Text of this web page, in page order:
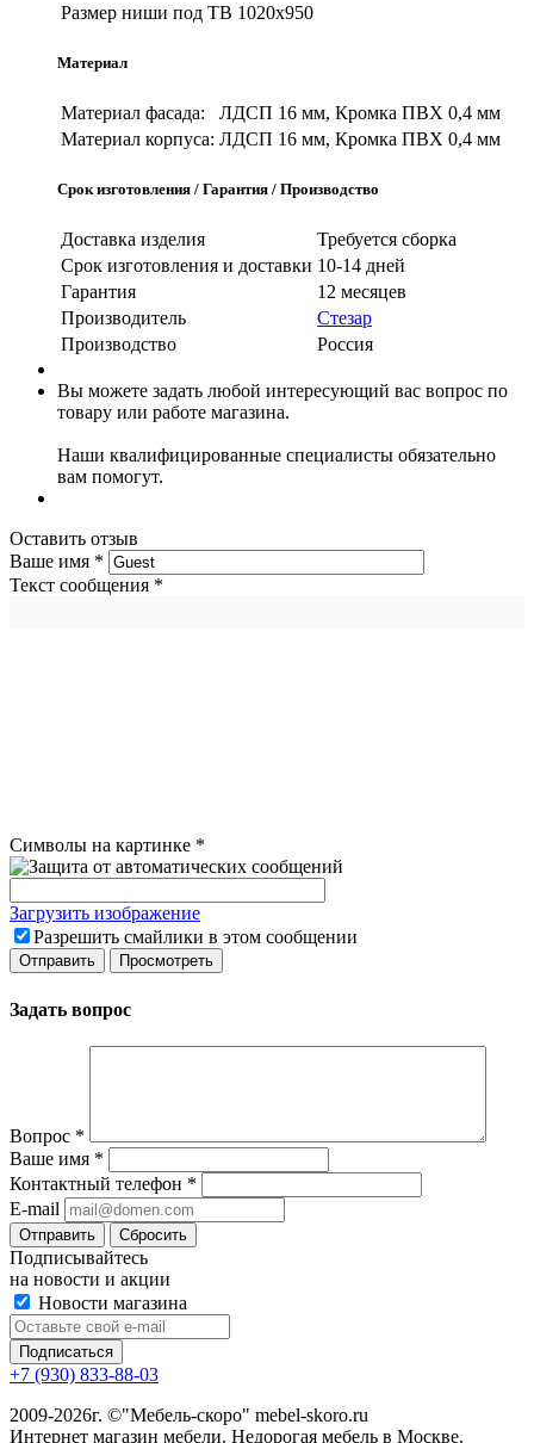
Размер ниши под ТВ 1020х950
Материал
Материал фасада:
ЛДСП 16 мм, Кромка ПВХ 0,4 мм
Материал корпуса: ЛДСП 16 мм, Кромка ПВХ 0,4 мм
Срок изготовления / Гарантия / Производство
Доставка изделия
Требуется сборка
Срок изготовления и доставки 10-14 дней
Гарантия
12 месяцев
Производитель
Стезар
Производство
Россия
Вы можете задать любой интересующий вас вопрос по
товару или работе магазина.
Наши квалифицированные специалисты обязательно
вам помогут.
Оставить отзыв
Ваше имя *
Текст сообщения *
Символы на картинке *
Загрузить изображение
Разрешить смайлики в этом сообщении
Задать вопрос
Вопрос *
Ваше имя *
Контактный телефон *
E-mail
Сбросить
Подписывайтесь
на новости и акции
Новости магазина
+7 (930) 833-88-03
2009-2026г. ©"Мебель-скоро" mebel-skoro.ru
Интернет магазин мебели. Недорогая мебель в Москве.